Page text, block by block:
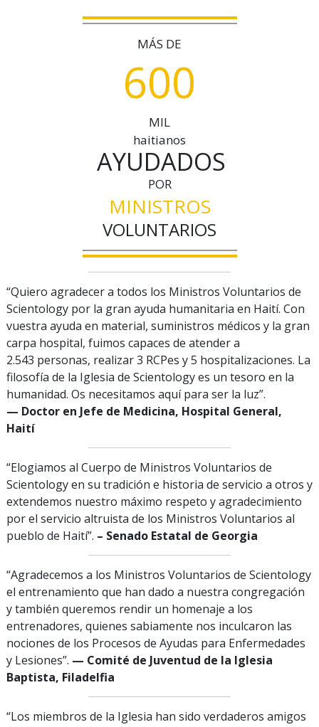
MÁS DE
600
MIL
haitianos
AYUDADOS
POR
MINISTROS
VOLUNTARIOS
“Quiero agradecer a todos los Ministros Voluntarios de
Scientology por la gran ayuda humanitaria en Haití. Con
vuestra ayuda en material, suministros médicos y la gran
carpa hospital, fuimos capaces de atender a
2.543 personas, realizar 3 RCPes y 5 hospitalizaciones. La
filosofía de la Iglesia de Scientology es un tesoro en la
humanidad. Os necesitamos aquí para ser la luz”.
— Doctor en Jefe de Medicina, Hospital General,
Haití
“Elogiamos al Cuerpo de Ministros Voluntarios de
Scientology en su tradición e historia de servicio a otros y
extendemos nuestro máximo respeto y agradecimiento
por el servicio altruista de los Ministros Voluntarios al
pueblo de Haití”. – Senado Estatal de Georgia
“Agradecemos a los Ministros Voluntarios de Scientology
el entrenamiento que han dado a nuestra congregación
y también queremos rendir un homenaje a los
entrenadores, quienes sabiamente nos inculcaron las
nociones de los Procesos de Ayudas para Enfermedades
y Lesiones”. — Comité de Juventud de la Iglesia
Baptista, Filadelfia
“Los miembros de la Iglesia han sido verdaderos amigos